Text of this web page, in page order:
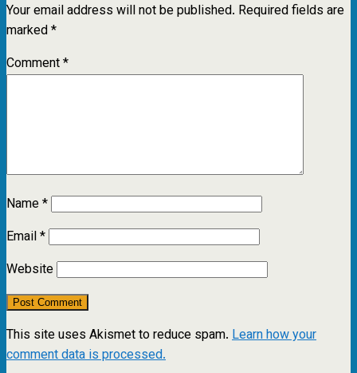
Your email address will not be published. Required fields are
marked*
Comment*
Name*
Email*
Website
This site uses Akismet to reduce spam. Learn how your
comment data is processed.